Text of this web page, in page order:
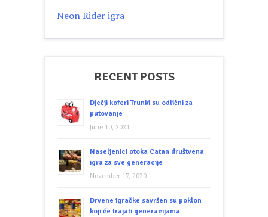
Neon Rider igra
RECENT POSTS
Dječji koferi Trunki su odlični za
putovanje
June 10, 2021
Naseljenici otoka Catan društvena
igra za sve generacije
November 17, 2020
Drvene igračke savršen su poklon
koji će trajati generacijama